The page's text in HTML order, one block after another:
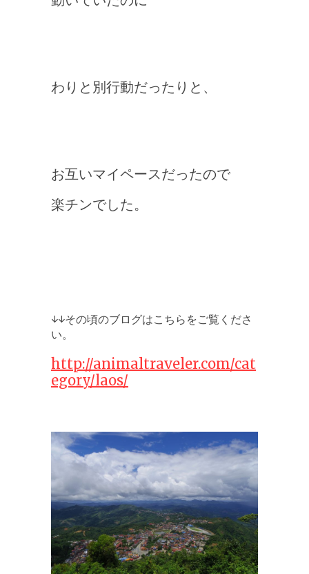
わりと別行動だったりと、
お互いマイペースだったので
楽チンでした。
↓↓その頃のブログはこちらをご覧くださ
い。
http://animaltraveler.com/cat
egory/laos/